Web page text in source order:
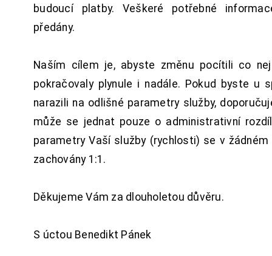
budoucí platby. Veškeré potřebné
předány.
Naším cílem je, abyste změnu pocítili co
pokračovaly plynule i nadále. Pokud byste u
narazili na odlišné parametry služby,
může se jednat pouze o administrativní
parametry Vaší služby (rychlosti) se v
zachovány 1:1.
Děkujeme Vám za dlouholetou důvěru.
S úctou Benedikt Pánek